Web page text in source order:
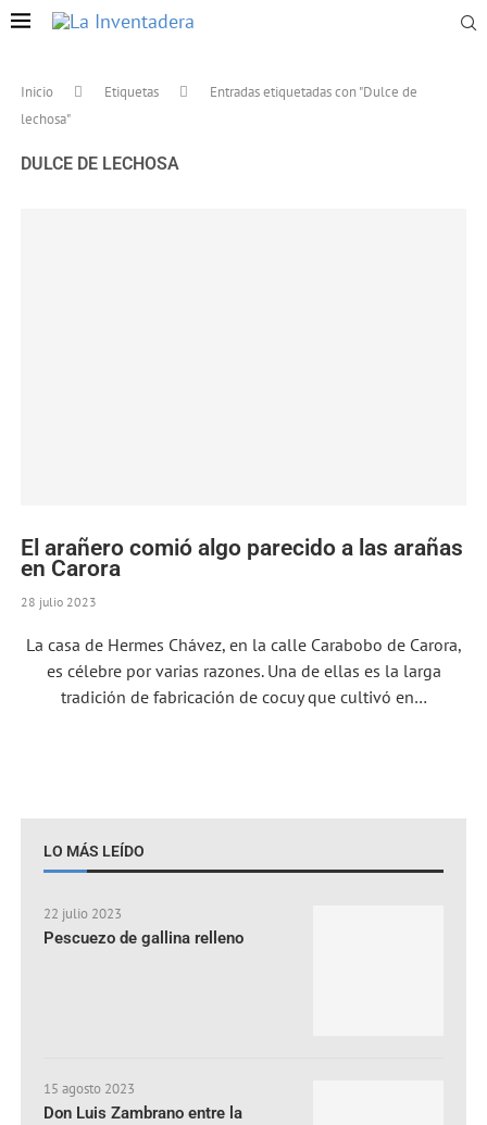
Inicio Etiquetas
Entradas etiquetadas con "Dulce de
lechosa"
DULCE DE LECHOSA
El arañero comió algo parecido a las arañas
en Carora
28 julio 2023
La casa de Hermes Chávez, en la calle Carabobo de Carora,
es célebre por varias razones. Una de ellas es la larga
tradición de fabricación de cocuy que cultivó en…
LO MÁS LEÍDO
22 julio 2023
Pescuezo de gallina relleno
15 agosto 2023
Don Luis Zambrano entre la